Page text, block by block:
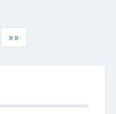
»»